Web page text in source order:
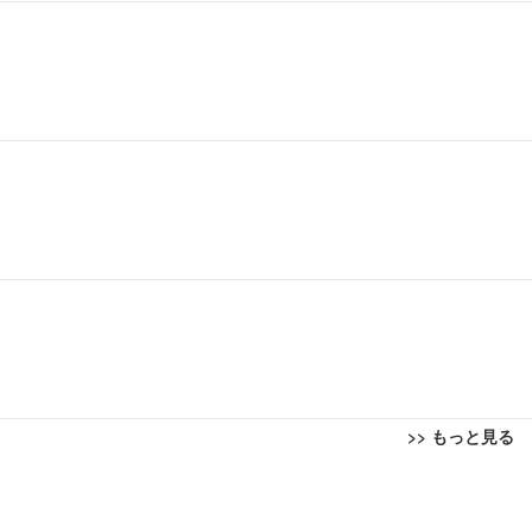
>> もっと見る
面昇降 強化ナイロン樹脂ベース 通気性メッシュ 在宅ワーク H-WY01